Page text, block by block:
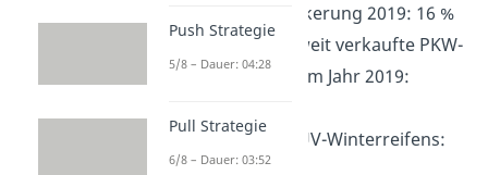
Gesamtbevölkerung 2019: 16 %
deutschlandweit verkaufte PKW-
Winterreifen im Jahr 2019:
Preis eines SUV-Winterreifens:
Push Strategie
5/8 – Dauer: 04:28
Pull Strategie
6/8 – Dauer: 03:52